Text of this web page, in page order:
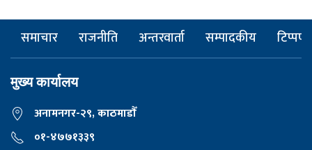
समाचार राजनीति अन्तरवार्ता सम्पादकीय टिप्पणी
मुख्य कार्यालय
अनामनगर-२९, काठमाडाैँ
०१-४७७१३३९